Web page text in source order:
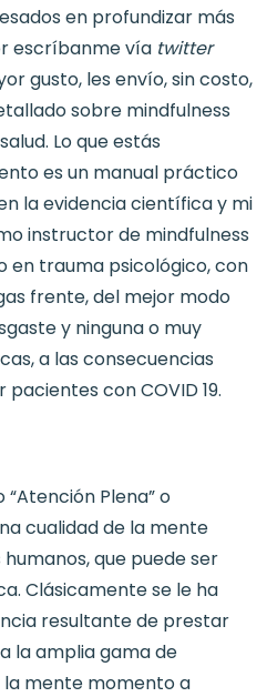
en profundizar más
escríbanme vía twitter
gusto, les envío, sin costo,
sobre mindfulness
Lo que estás
es un manual práctico
la evidencia científica y mi
instructor de mindfulness
en trauma psicológico, con
frente, del mejor modo
y ninguna o muy
a las consecuencias
con COVID 19.
Plena” o
cualidad de la mente
que puede ser
Clásicamente se le ha
resultante de prestar
la amplia gama de
mente momento a